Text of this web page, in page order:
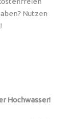
Nutzen
Hochwasser!